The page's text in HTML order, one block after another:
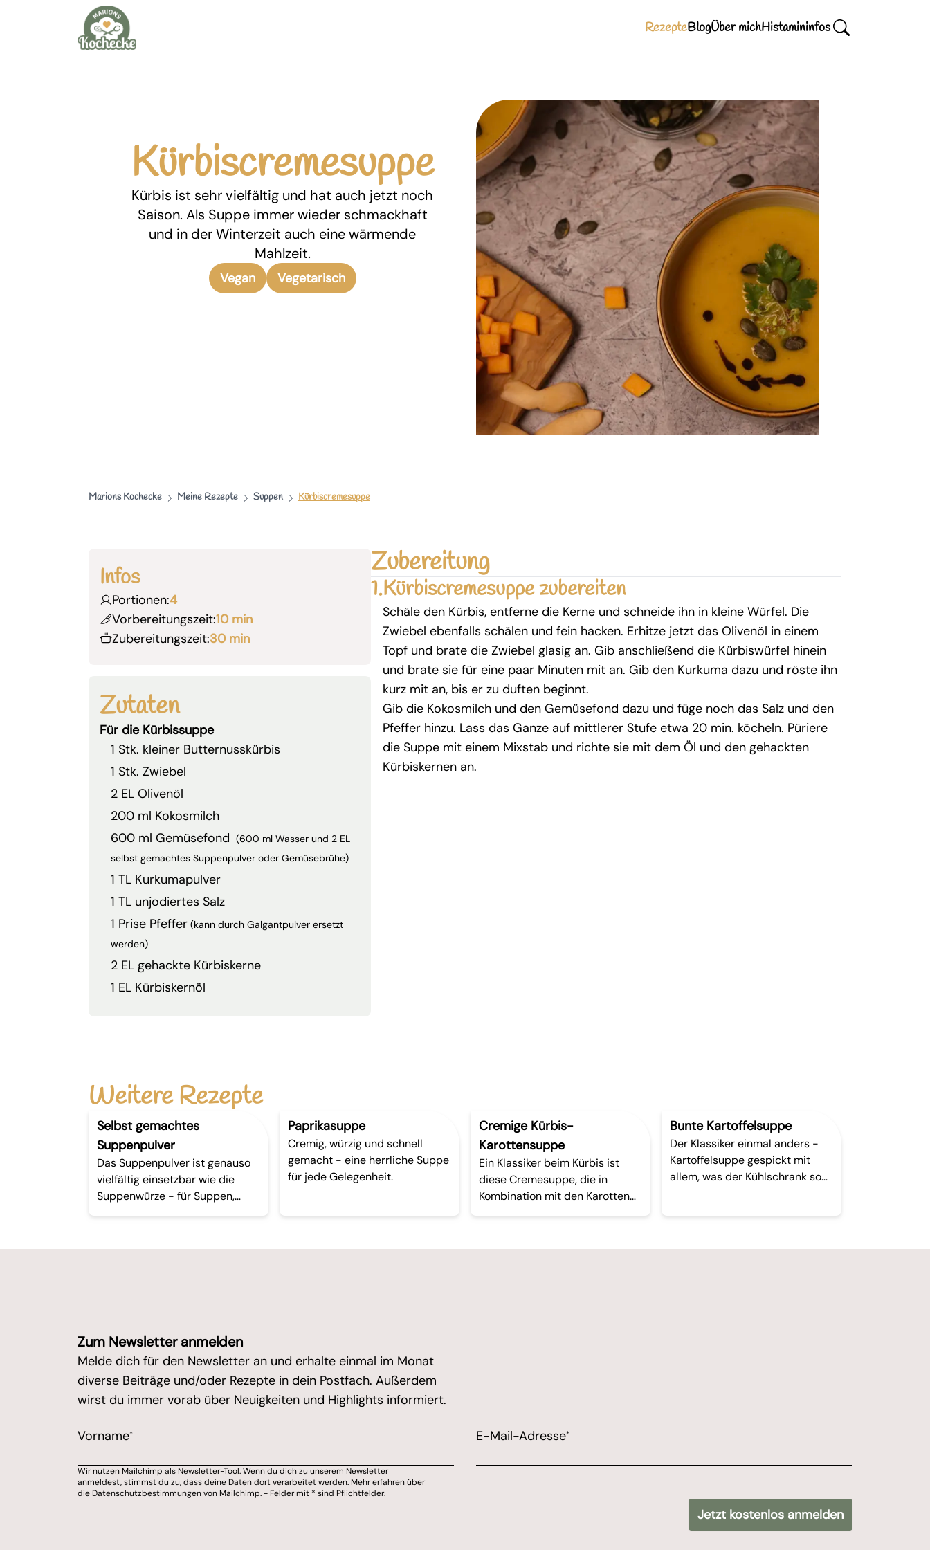
RezepteBlogÜber michHistamininfos
Kürbiscremesuppe
Kürbis ist sehr vielfältig und hat auch jetzt noch
Saison. Als Suppe immer wieder schmackhaft
und in der Winterzeit auch eine wärmende
Mahlzeit.
Vegan Vegetarisch
Marions Kochecke Meine Rezepte Suppen Kürbiscremesuppe
Infos
Portionen:4
Vorbereitungszeit:10 min
Zubereitungszeit:30 min
Zutaten
Für die Kürbissuppe
1 Stk. kleiner Butternusskürbis
1 Stk. Zwiebel
2 EL Olivenöl
200 ml Kokosmilch
600 ml Gemüsefond (600 ml Wasser und 2 EL
selbst gemachtes Suppenpulver oder Gemüsebrühe)
1 TL Kurkumapulver
1 TL unjodiertes Salz
1 Prise Pfeffer (kann durch Galgantpulver ersetzt
werden)
2 EL gehackte Kürbiskerne
1 EL Kürbiskernöl
Zubereitung
1.Kürbiscremesuppe zubereiten
Schäle den Kürbis, entferne die Kerne und schneide ihn in kleine Würfel. Die
Zwiebel ebenfalls schälen und fein hacken. Erhitze jetzt das Olivenöl in einem
Topf und brate die Zwiebel glasig an. Gib anschließend die Kürbiswürfel hinein
und brate sie für eine paar Minuten mit an. Gib den Kurkuma dazu und röste ihn
kurz mit an, bis er zu duften beginnt.
Gib die Kokosmilch und den Gemüsefond dazu und füge noch das Salz und den
Pfeffer hinzu. Lass das Ganze auf mittlerer Stufe etwa 20 min. köcheln. Püriere
die Suppe mit einem Mixstab und richte sie mit dem Öl und den gehackten
Kürbiskernen an.
Weitere Rezepte
Selbst gemachtes
Suppenpulver
Das Suppenpulver ist genauso
vielfältig einsetzbar wie die
Suppenwürze - für Suppen,
Saucen oder Aufstriche
Paprikasuppe
Cremig, würzig und schnell
gemacht - eine herrliche Suppe
für jede Gelegenheit.
Cremige Kürbis-
Karottensuppe
Ein Klassiker beim Kürbis ist
diese Cremesuppe, die in
Kombination mit den Karotten
einfach unwiederstehlich.
Bunte Kartoffelsuppe
Der Klassiker einmal anders -
Kartoffelsuppe gespickt mit
allem, was der Kühlschrank so
Zum Newsletter anmelden
Melde dich für den Newsletter an und erhalte einmal im Monat
diverse Beiträge und/oder Rezepte in dein Postfach. Außerdem
wirst du immer vorab über Neuigkeiten und Highlights informiert.
Vorname* E-Mail-Adresse*
Bitte wähle aus, über welchen Kanal du von Marions Kochecke kontaktiert werden willst.
/* real people should not fill this in and expect good things - do not remove this or risk form bot signups */
Wir nutzen Mailchimp als Newsletter-Tool. Wenn du dich zu unserem Newsletter
anmeldest, stimmst du zu, dass deine Daten dort verarbeitet werden. Mehr erfahren über
die Datenschutzbestimmungen von Mailchimp. - Felder mit * sind Pflichtfelder.
Jetzt kostenlos anmelden